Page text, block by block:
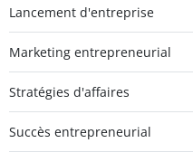
Lancement d'entreprise
Marketing entrepreneurial
Stratégies d'affaires
Succès entrepreneurial